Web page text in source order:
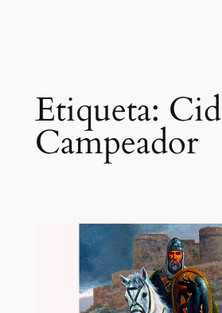
Etiqueta: Cid
Campeador